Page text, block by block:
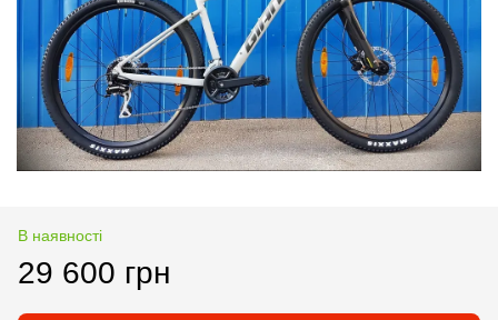
В наявності
29 600 грн